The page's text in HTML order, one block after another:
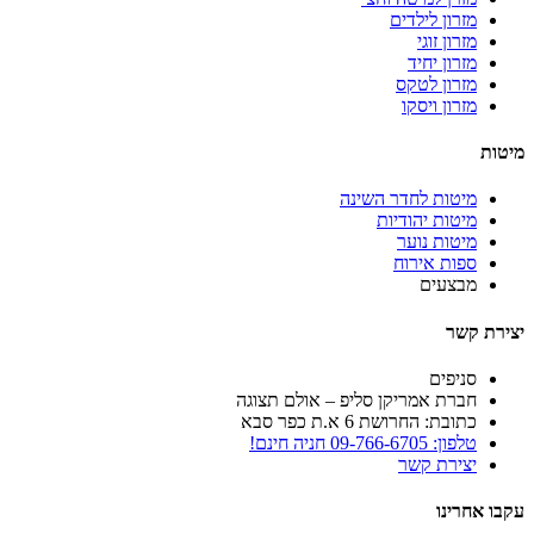
מזרון לילדים
מזרון זוגי
מזרון יחיד
מזרון לטקס
מזרון ויסקו
מיטות
מיטות לחדר השינה
מיטות יהודיות
מיטות נוער
ספות אירוח
מבצעים
יצירת קשר
סניפים
חברת אמריקן סליפ – אולם תצוגה
כתובת: החרושת 6 א.ת כפר סבא
טלפון: 09-766-6705 חניה חינם!
יצירת קשר
עקבו אחרינו